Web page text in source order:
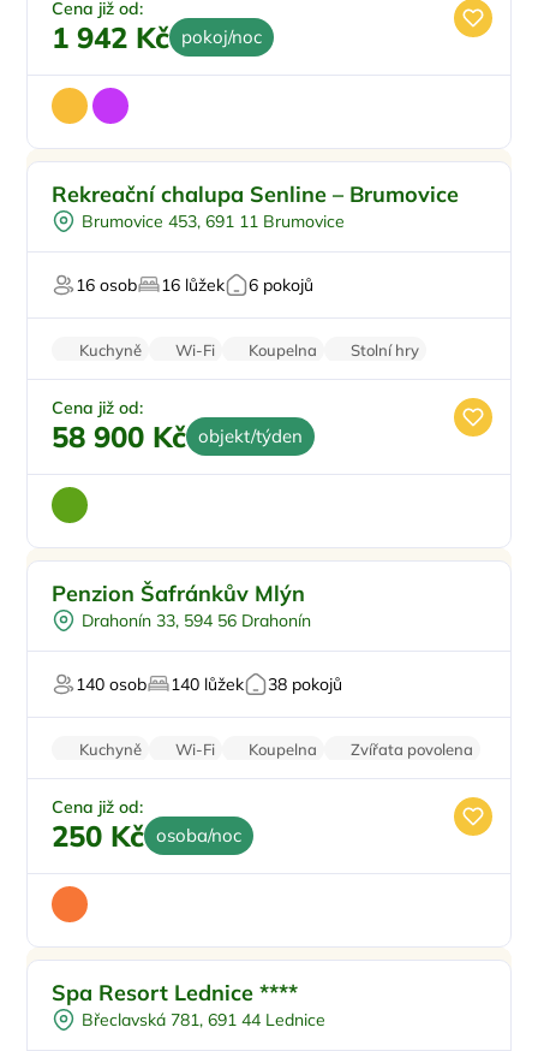
Cena již od:
1 942 Kč pokoj/noc
Vířivka
Sauna
Pro relaxaci
Rekreační chalupa Senline – Brumovice
Brumovice 453, 691 11 Brumovice
16 osob 16 lůžek 6 pokojů
Kuchyně Wi-Fi Koupelna
Stolní hry
Parkování zdarma
Cena již od:
58 900 Kč objekt/týden
Venkovní bazén
Vířivka
Pro studenty
Penzion Šafránkův Mlýn
Drahonín 33, 594 56 Drahonín
140 osob 140 lůžek 38 pokojů
Kuchyně Wi-Fi Koupelna
Zvířata povolena
Parkování zdarma
Cena již od:
250 Kč osoba/noc
Polopenze
Vířivka
Spa Resort Lednice ****
Břeclavská 781, 691 44 Lednice